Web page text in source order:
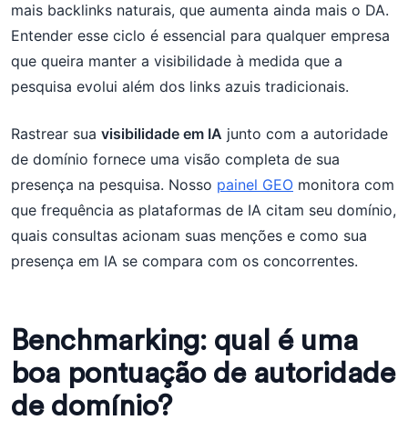
mais backlinks naturais, que aumenta ainda mais o DA.
Entender esse ciclo é essencial para qualquer empresa
que queira manter a visibilidade à medida que a
pesquisa evolui além dos links azuis tradicionais.
Rastrear sua visibilidade em IA junto com a autoridade
de domínio fornece uma visão completa de sua
presença na pesquisa. Nosso painel GEO monitora com
que frequência as plataformas de IA citam seu domínio,
quais consultas acionam suas menções e como sua
presença em IA se compara com os concorrentes.
Benchmarking: qual é uma
boa pontuação de autoridade
de domínio?